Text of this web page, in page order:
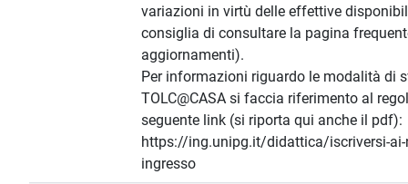
variazioni in virtù delle effettive
consiglia di consultare la pagina
aggiornamenti).
Per informazioni riguardo le modalità di
TOLC@CASA si faccia riferimento al
seguente link (si riporta qui anche il pdf):
https://ing.unipg.it/didattica/iscriversi-
ingresso